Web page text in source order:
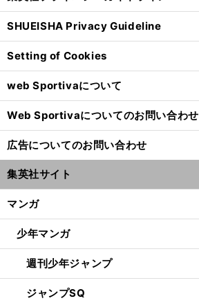
SHUEISHA Privacy Guideline
Setting of Cookies
web Sportivaについて
Web Sportivaについてのお問い合わせ
広告についてのお問い合わせ
集英社サイト
マンガ
少年マンガ
週刊少年ジャンプ
ジャンプSQ